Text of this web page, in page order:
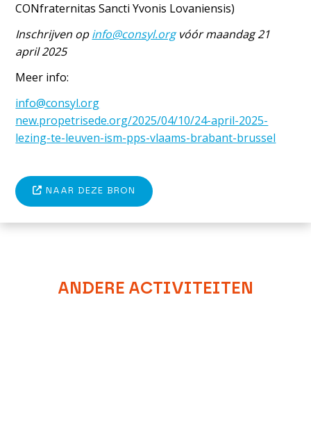
CONfraternitas Sancti Yvonis Lovaniensis)
Inschrijven opinfo@consyl.orgvóór maandag 21
april 2025
Meer info:
info@consyl.org
new.propetrisede.org/2025/04/10/24-april-2025-
lezing-te-leuven-ism-pps-vlaams-brabant-brussel
NAAR DEZE BRON
ANDERE ACTIVITEITEN